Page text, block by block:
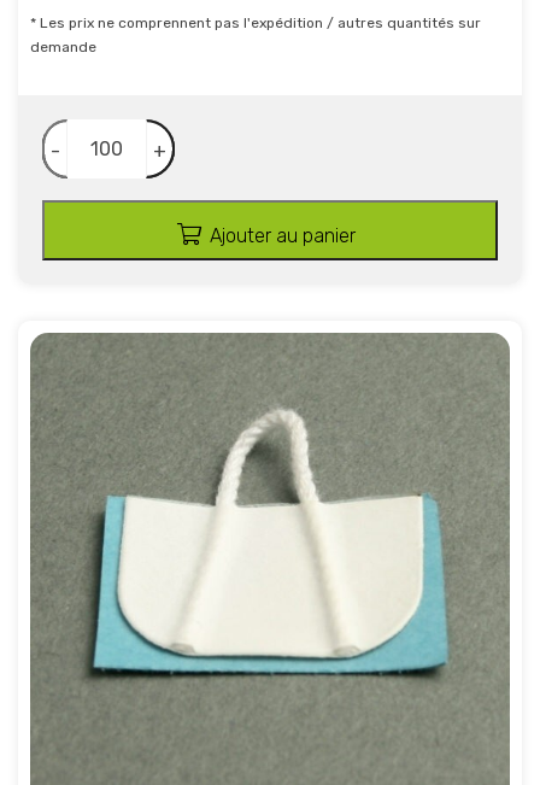
* Les prix ne comprennent pas l'expédition / autres quantités sur
demande
- +
Ajouter au panier